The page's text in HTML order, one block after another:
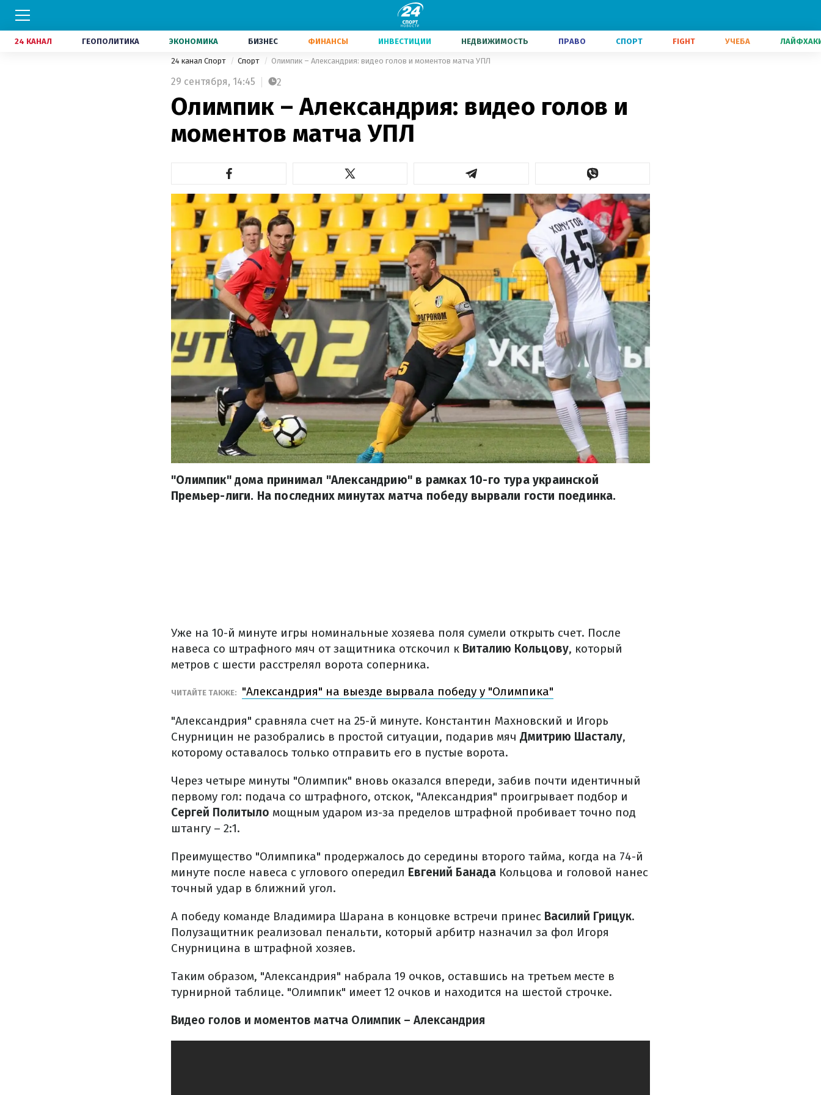
24 КАНАЛ ГЕОПОЛИТИКА ЭКОНОМИКА БИЗНЕС ФИНАНСЫ ИНВЕСТИЦИИ НЕДВИЖИМОСТЬ ПРАВО СПОРТ FIGHT УЧЕБА
24 канал Спорт Спорт Олимпик – Александрия: видео голов и моментов матча УПЛ
29 сентября, 14:45 2
Олимпик – Александрия: видео голов и
моментов матча УПЛ
"Олимпик" дома принимал "Александрию" в рамках 10-го тура украинской
Премьер-лиги. На последних минутах матча победу вырвали гости поединка.
Уже на 10-й минуте игры номинальные хозяева поля сумели открыть счет. После
навеса со штрафного мяч от защитника отскочил к Виталию Кольцову, который
метров с шести расстрелял ворота соперника.
ЧИТАЙТЕ ТАКЖЕ: "Александрия" на выезде вырвала победу у "Олимпика"
"Александрия" сравняла счет на 25-й минуте. Константин Махновский и Игорь
Снурницин не разобрались в простой ситуации, подарив мяч Дмитрию Шасталу,
которому оставалось только отправить его в пустые ворота.
Через четыре минуты "Олимпик" вновь оказался впереди, забив почти идентичный
первому гол: подача со штрафного, отскок, "Александрия" проигрывает подбор и
Сергей Политыло мощным ударом из-за пределов штрафной пробивает точно под
штангу – 2:1.
Преимущество "Олимпика" продержалось до середины второго тайма, когда на 74-й
минуте после навеса с углового опередил Евгений Банада Кольцова и головой нанес
точный удар в ближний угол.
А победу команде Владимира Шарана в концовке встречи принес Василий Грицук.
Полузащитник реализовал пенальти, который арбитр назначил за фол Игоря
Снурницина в штрафной хозяев.
Таким образом, "Александрия" набрала 19 очков, оставшись на третьем месте в
турнирной таблице. "Олимпик" имеет 12 очков и находится на шестой строчке.
Видео голов и моментов матча Олимпик – Александрия